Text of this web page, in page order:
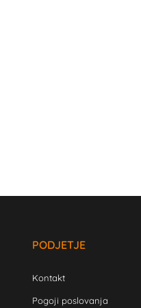
PODJETJE
Kontakt
Pogoji poslovanja